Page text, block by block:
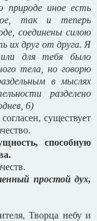
природе иное есть
так и теперь
соединены силою
их друг от друга. Я
для тебя было
тела, но говорю
в мыслях
разделено
6)
существует
способную
простой дух,
Творца небу и